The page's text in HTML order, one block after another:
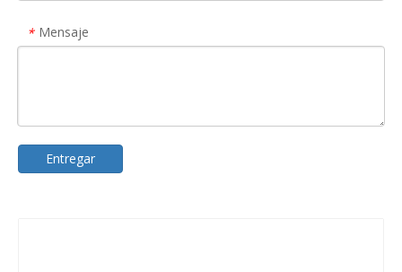
* Mensaje
Entregar